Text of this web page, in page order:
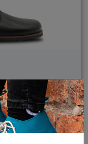
skladem
ZOBRAZIT
×